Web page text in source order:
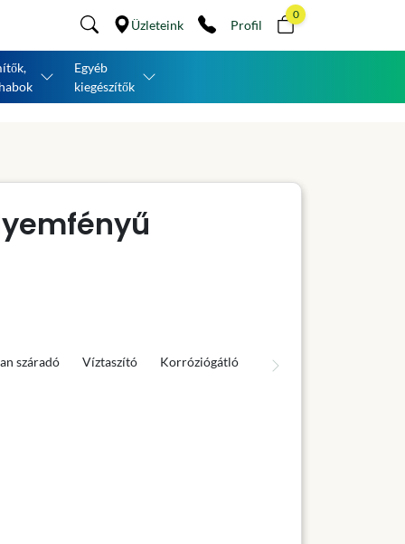
Üzleteink Profil
0
Egyéb
kiegészítők
száradó Víztaszító Korróziógátló